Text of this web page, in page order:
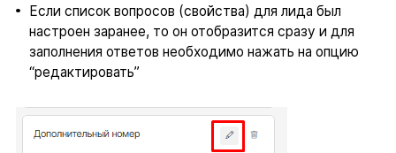
Если список вопросов (свойства) для лида был
настроен заранее, то он отобразится сразу и для
заполнения ответов необходимо нажать на опцию
“редактировать”